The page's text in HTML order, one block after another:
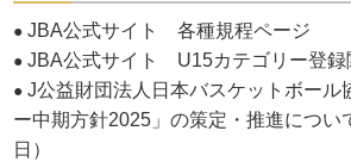
●JBA公式サイト 各種規程ページ
●JBA公式サイト U15カテゴリー登録
●J公益財団法人日本バスケットボール
ー中期方針2025」の策定・推進につい
日）